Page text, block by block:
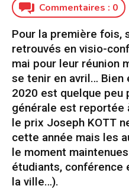
Commentaires : 0
Pour la première fois,
retrouvés en visio-
mai pour leur réunion
se tenir en avril… Bien
2020 est quelque peu
générale est reportée
le prix Joseph KOTT
cette année mais les
le moment
étudiants, conférence
la ville…).